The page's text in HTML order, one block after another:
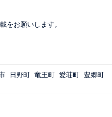
をお願いします。
日野町 竜王町 愛荘町 豊郷町